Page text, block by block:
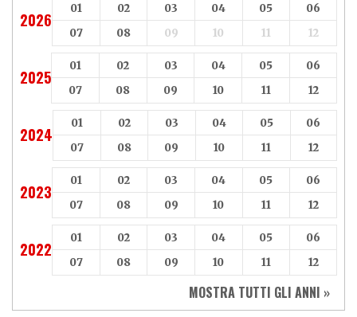
2026
01 02 03 04 05
06
07
08 09 10 11 12
2025
01 02 03 04 05
06
07
08 09 10 11 12
2024
01 02 03 04 05
06
07
08 09 10 11 12
2023
01 02 03 04 05
06
07
08 09 10 11 12
2022
01 02 03 04 05
06
07
08 09 10 11 12
MOSTRA TUTTI GLI ANNI »